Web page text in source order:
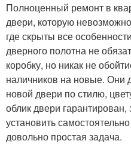
Полноценный ремонт в
двери, которую
где скрыты все
дверного полотна не
коробку, но никак не
наличников на новые. Они
новой двери по стилю,
облик двери
установить
довольно простая задача.